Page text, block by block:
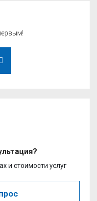
и стоимости услуг